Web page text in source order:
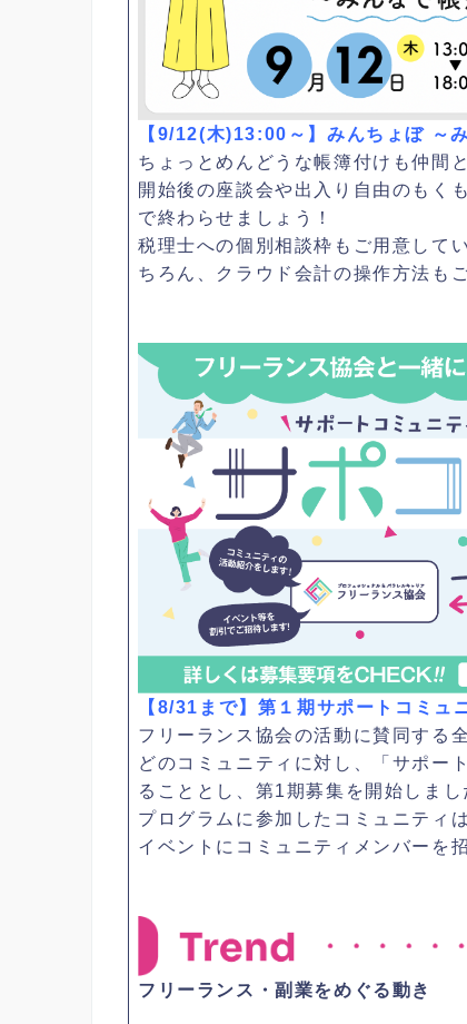
【9/12(木)13:00～】みんちょぼ ～
ちょっとめんどうな帳簿付けも仲間
開始後の座談会や出入り自由のもく
で終わらせましょう！
税理士への個別相談枠もご用意して
ちろん、クラウド会計の操作方法も
【8/31まで】第１期サポートコミュ
フリーランス協会の活動に賛同する
どのコミュニティに対し、「サポー
ることとし、第1期募集を開始しまし
プログラムに参加したコミュニティ
イベントにコミュニティメンバーを
フリーランス・副業をめぐる動き